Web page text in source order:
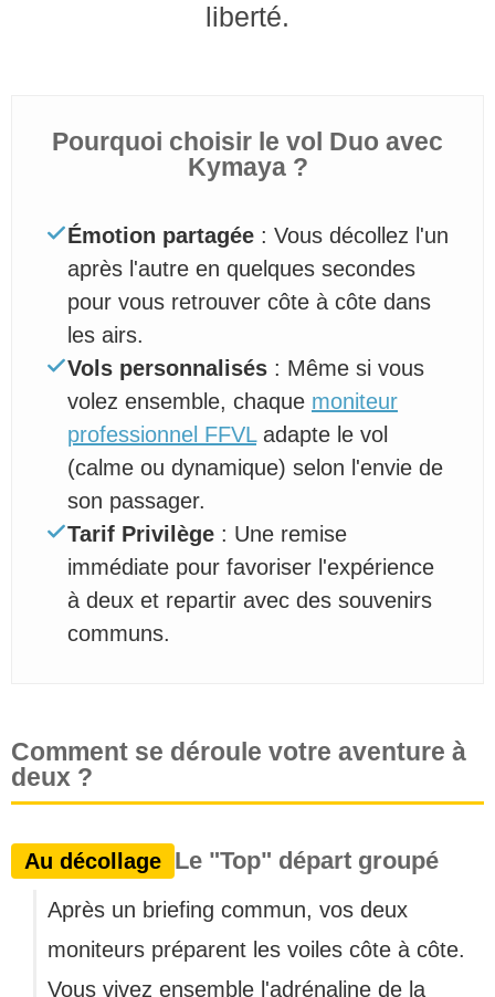
liberté.
Pourquoi choisir le vol Duo avec
Kymaya ?
Émotion partagée : Vous décollez l'un
après l'autre en quelques secondes
pour vous retrouver côte à côte dans
les airs.
Vols personnalisés : Même si vous
volez ensemble, chaque moniteur
professionnel FFVLadapte le vol
(calme ou dynamique) selon l'envie de
son passager.
Tarif Privilège : Une remise
immédiate pour favoriser l'expérience
à deux et repartir avec des souvenirs
communs.
Comment se déroule votre aventure à
deux ?
Au décollage Le "Top" départ groupé
Après un briefing commun, vos deux
moniteurs préparent les voiles côte à côte.
Vous vivez ensemble l'adrénaline de la